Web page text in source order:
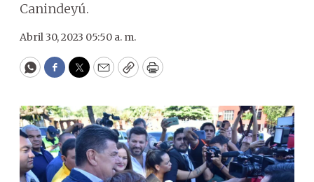
Canindeyú.
Abril 30, 2023 05:50 a. m.
WhatsApp
Facebook
Twitter
EmailCopyPrint